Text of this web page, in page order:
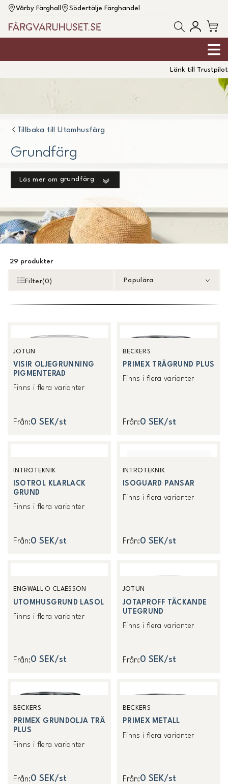
Vårby Färghall Södertälje Färghandel
Länk till Trustpilot
Tillbaka till Utomhusfärg
Grundfärg
Läs mer om grundfärg
29 produkter
Filter(0) Populära
JOTUN
VISIR OLJEGRUNNING
PIGMENTERAD
Finns i flera varianter
Från:0 SEK/st
BECKERS
PRIMEX TRÄGRUND PLUS
Finns i flera varianter
Från:0 SEK/st
INTROTEKNIK
ISOTROL KLARLACK
GRUND
Finns i flera varianter
Från:0 SEK/st
INTROTEKNIK
ISOGUARD PANSAR
Finns i flera varianter
Från:0 SEK/st
ENGWALL O CLAESSON
UTOMHUSGRUND LASOL
Finns i flera varianter
Från:0 SEK/st
JOTUN
JOTAPROFF TÄCKANDE
UTEGRUND
Finns i flera varianter
Från:0 SEK/st
BECKERS
PRIMEX GRUNDOLJA TRÄ
PLUS
Finns i flera varianter
Från:0 SEK/st
BECKERS
PRIMEX METALL
Finns i flera varianter
Från:0 SEK/st